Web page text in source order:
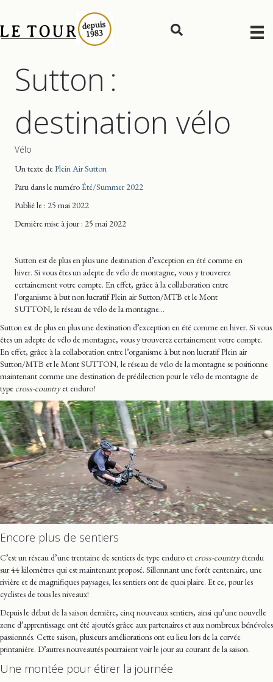
Sutton :
destination vélo
Vélo
Un texte dePlein Air Sutton
Paru dans le numéroÉté/Summer 2022
Publié le : 25 mai 2022
Dernière mise à jour: 25 mai 2022
Sutton est de plus en plus une destination d’exception en été comme en
hiver. Si vous êtes un adepte de vélo de montagne, vous y trouverez
certainement votre compte. En effet, grâce à la collaboration entre
l’organisme à but non lucratif Plein air Sutton/MTB et le Mont
SUTTON, le réseau de vélo de la montagne…
Sutton est de plus en plus une destination d’exception en été comme en hiver. Si vous
êtes un adepte de vélo de montagne, vous y trouverez certainement votre compte.
En effet, grâce à la collaboration entre l’organisme à but non lucratif Plein air
Sutton/MTB et le Mont SUTTON, le réseau de vélo de la montagne se positionne
maintenant comme une destination de prédilection pour le vélo de montagne de
type cross-countryet enduro !
Encore plus de sentiers
C’est un réseau d’une trentaine de sentiers de type enduro et cross-countryétendu
sur 44 kilomètres qui est maintenant proposé. Sillonnant une forêt centenaire, une
rivière et de magnifiques paysages, les sentiers ont de quoi plaire. Et ce, pour les
cyclistes de tous les niveaux!
Depuis le début de la saison dernière, cinq nouveaux sentiers, ainsi qu’une nouvelle
zone d’apprentissage ont été ajoutés grâce aux partenaires et aux nombreux bénévoles
passionnés. Cette saison, plusieurs améliorations ont eu lieu lors de la corvée
printanière. D’autres nouveautés pourraient voir le jour au courant de la saison.
Une montée pour étirer la journée